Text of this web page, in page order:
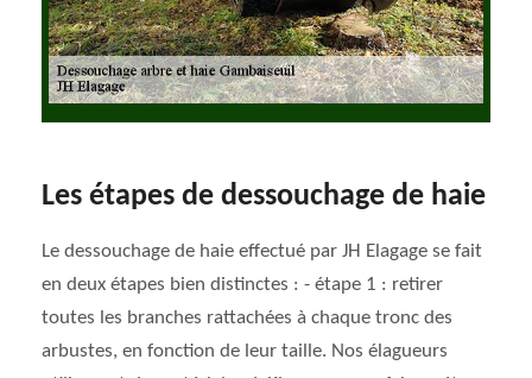
Les étapes de dessouchage de haie
Le dessouchage de haie effectué par JH Elagage se fait
en deux étapes bien distinctes : - étape 1 : retirer
toutes les branches rattachées à chaque tronc des
arbustes, en fonction de leur taille. Nos élagueurs